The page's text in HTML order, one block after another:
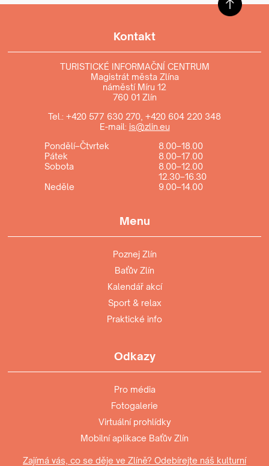
Kontakt
TURISTICKÉ INFORMAČNÍ CENTRUM
Magistrát města Zlína
náměstí Míru 12
760 01 Zlín
Tel.: +420 577 630 270 +420 604 220 348
E-mail: is@zlin.eu
Pondělí–Čtvrtek
8.00–18.00
Pátek
8.00–17.00
Sobota
8.00–12.00
12.30–16.30
Neděle
9.00–14.00
Menu
Poznej Zlín
Baťův Zlín
Kalendář akcí
Sport & relax
Praktické info
Odkazy
Pro média
Fotogalerie
Virtuální prohlídky
Mobilní aplikace Baťův Zlín
Zajímá vás, co se děje ve Zlíně? Odebírejte náš kulturní